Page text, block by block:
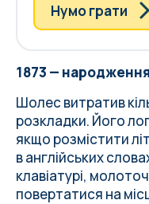
Нумо грати
1873 —
Шолес витратив
розкладки. Його
якщо розмістити
в англійських
клавіатурі,
повертатися на